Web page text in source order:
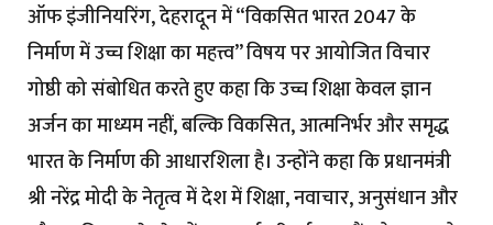
ऑफ इंजीनियरिंग, देहरादून में “विकसित भारत 2047 के
निर्माण में उच्च शिक्षा का महत्त्व” विषय पर आयोजित विचार
गोष्ठी को संबोधित करते हुए कहा कि उच्च शिक्षा केवल ज्ञान
अर्जन का माध्यम नहीं, बल्कि विकसित, आत्मनिर्भर और समृद्ध
भारत के निर्माण की आधारशिला है। उन्होंने कहा कि प्रधानमंत्री
श्री नरेंद्र मोदी के नेतृत्व में देश में शिक्षा, नवाचार, अनुसंधान और